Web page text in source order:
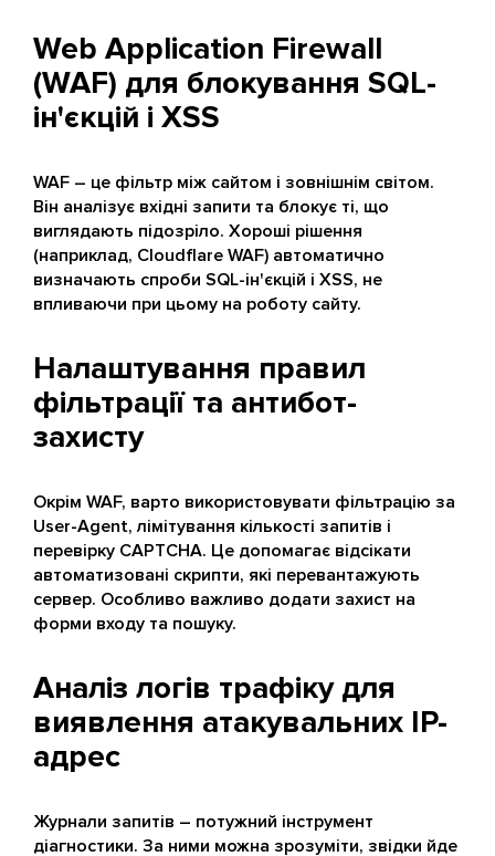
Web Application Firewall
(WAF) для блокування SQL-
ін'єкцій і XSS
WAF – це фільтр між сайтом і зовнішнім світом.
Він аналізує вхідні запити та блокує ті, що
виглядають підозріло. Хороші рішення
(наприклад, Cloudflare WAF) автоматично
визначають спроби SQL-ін'єкцій і XSS, не
впливаючи при цьому на роботу сайту.
Налаштування правил
фільтрації та антибот-
захисту
Окрім WAF, варто використовувати фільтрацію за
User-Agent, лімітування кількості запитів і
перевірку CAPTCHA. Це допомагає відсікати
автоматизовані скрипти, які перевантажують
сервер. Особливо важливо додати захист на
форми входу та пошуку.
Аналіз логів трафіку для
виявлення атакувальних IP-
адрес
Журнали запитів – потужний інструмент
діагностики. За ними можна зрозуміти, звідки йде